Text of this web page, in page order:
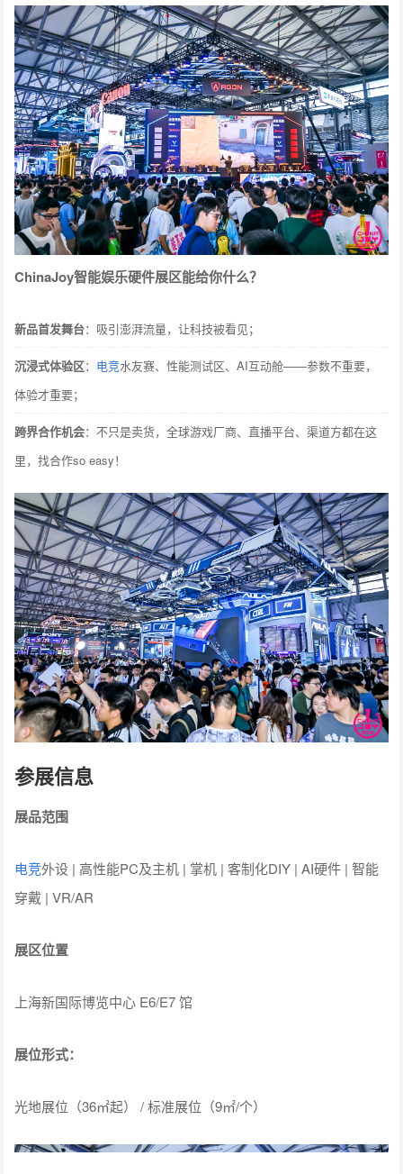
ChinaJoy智能娱乐硬件展区能给你什么？
新品首发舞台：吸引澎湃流量，让科技被看见；
沉浸式体验区： 电竞水友赛、性能测试区、AI互动舱——参数不重要，
体验才重要；
跨界合作机会：不只是卖货，全球游戏厂商、直播平台、渠道方都在这
里，找合作so easy！
参展信息
展品范围
电竞外设 | 高性能PC及主机 | 掌机 | 客制化DIY | AI硬件 | 智能
穿戴 | VR/AR
展区位置
上海新国际博览中心 E6/E7 馆
展位形式：
光地展位（36㎡起） / 标准展位（9㎡/个）